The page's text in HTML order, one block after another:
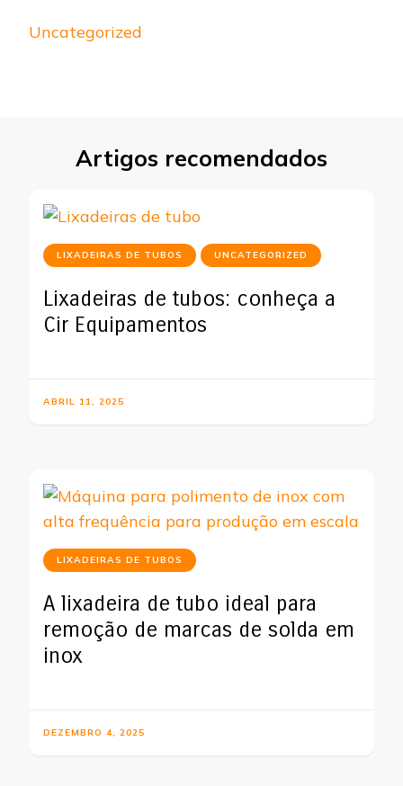
Uncategorized
Artigos recomendados
LIXADEIRAS DE TUBOS UNCATEGORIZED
Lixadeiras de tubos: conheça a
Cir Equipamentos
ABRIL 11, 2025
LIXADEIRAS DE TUBOS
A lixadeira de tubo ideal para
remoção de marcas de solda em
inox
DEZEMBRO 4, 2025